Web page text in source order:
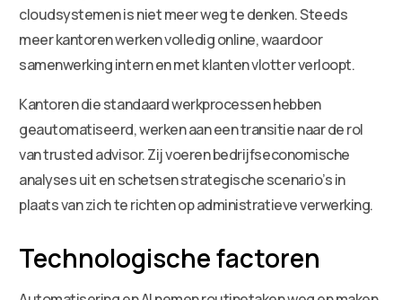
cloudsystemen is niet meer weg te denken. Steeds
meer kantoren werken volledig online, waardoor
samenwerking intern en met klanten vlotter verloopt.
Kantoren die standaard werkprocessen hebben
geautomatiseerd, werken aan een transitie naar de rol
van trusted advisor. Zij voeren bedrijfseconomische
analyses uit en schetsen strategische scenario’s in
plaats van zich te richten op administratieve verwerking.
Technologische factoren